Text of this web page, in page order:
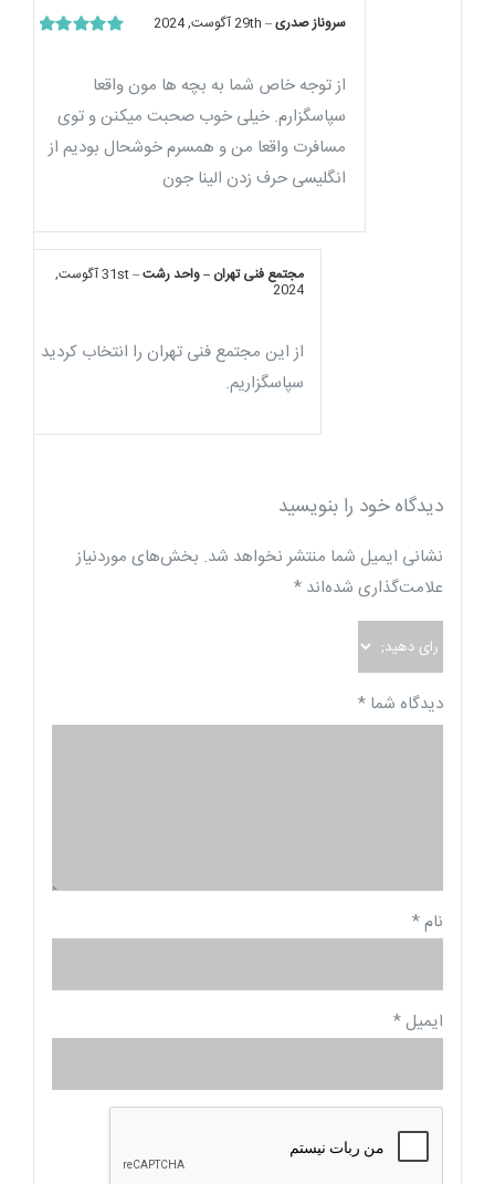
سروناز صدری– 29th آگوست, 2024
از توجه خاص شما به بچه ها مون واقعا
سپاسگزارم. خیلی خوب صحبت میکنن و توی
مسافرت واقعا من و همسرم خوشحال بودیم از
انگلیسی حرف زدن الینا جون
مجتمع فنی تهران – واحد رشت– 31st آگوست,
2024
از این مجتمع فنی تهران را انتخاب کردید
سپاسگزاریم.
دیدگاه خود را بنویسید
نشانی ایمیل شما منتشر نخواهد شد. بخش‌های موردنیاز
علامت‌گذاری شده‌اند *
دیدگاه شما *
نام*
ایمیل*